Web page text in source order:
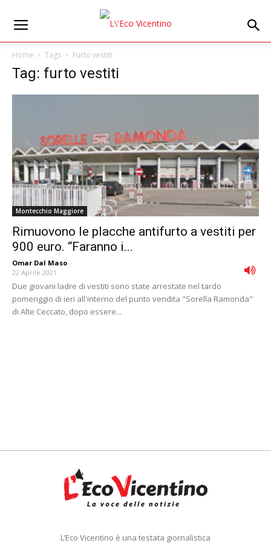
Home Tags Furto vestiti
Tag: furto vestiti
Montecchio Maggiore
Rimuovono le placche antifurto a vestiti per
900 euro. “Faranno i...
Omar Dal Maso -
22 Aprile 2021
Due giovani ladre di vestiti sono state arrestate nel tardo
pomeriggio di ieri all'interno del punto vendita "Sorella Ramonda"
di Alte Ceccato, dopo essere...
L’Eco Vicentino è una testata giornalistica